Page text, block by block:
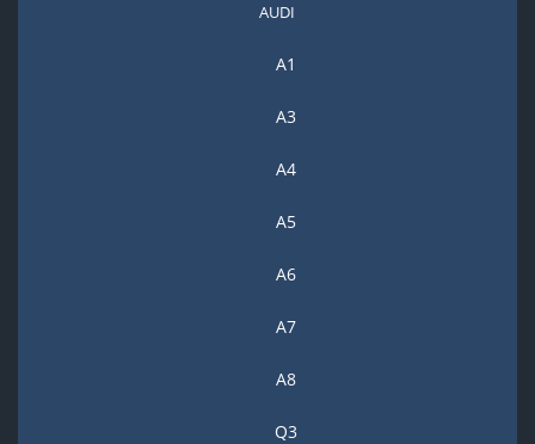
AUDI
A1
A3
A4
A5
А6
A7
A8
Q3